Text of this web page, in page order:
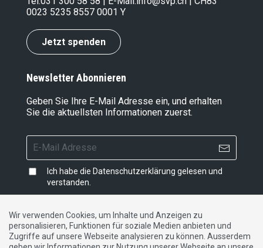
0023 5235 8557 0001 Y
Jetzt spenden
Newsletter Abonnieren
Geben Sie Ihre E-Mail Adresse ein, und erhalten
Sie die aktuellsten Informationen zuerst.
Ich habe die Datenschutzerklärung gelesen und
verstanden.
Impressum|Datenschutzerklärung|Kontakt
Wir verwenden Cookies, um Inhalte und Anzeigen zu
personalisieren, Funktionen für soziale Medien anbieten und
Zugriffe auf unsere Webseite analysieren zu können. Ausserdem